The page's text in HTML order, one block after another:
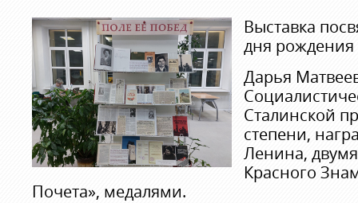
Выставка
дня
Дарья
Сталинской
степени,
Ленина,
Красного
Почета», медалями.